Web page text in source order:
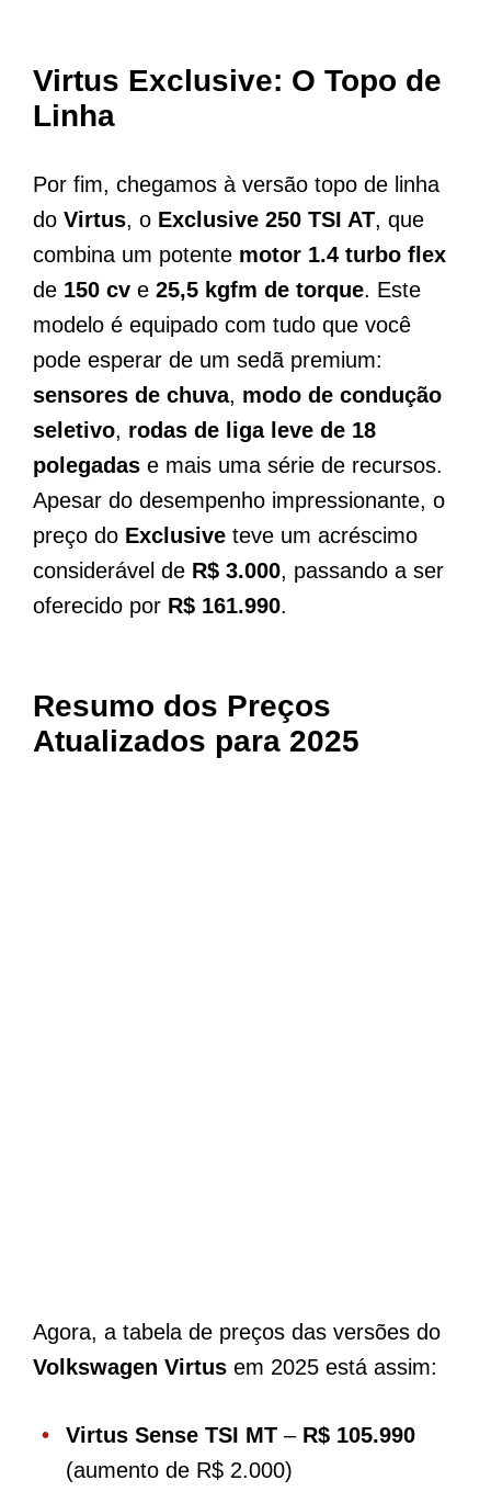
Virtus Exclusive: O Topo de
Linha
Por fim, chegamos à versão topo de linha
do Virtus, o Exclusive 250 TSI AT, que
combina um potente motor 1.4 turbo flex
de 150 cv e 25,5 kgfm de torque. Este
modelo é equipado com tudo que você
pode esperar de um sedã premium:
sensores de chuva, modo de condução
seletivo, rodas de liga leve de 18
polegadas e mais uma série de recursos.
Apesar do desempenho impressionante, o
preço do Exclusive teve um acréscimo
considerável de R$ 3.000, passando a ser
oferecido por R$ 161.990.
Resumo dos Preços
Atualizados para 2025
Agora, a tabela de preços das versões do
Volkswagen Virtus em 2025 está assim:
Virtus Sense TSI MT – R$ 105.990
(aumento de R$ 2.000)